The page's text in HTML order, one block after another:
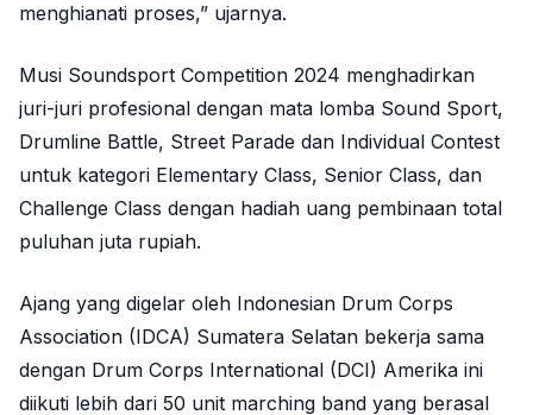
menghianati proses,” ujarnya.
Musi Soundsport Competition 2024 menghadirkan
juri-juri profesional dengan mata lomba Sound Sport,
Drumline Battle, Street Parade dan Individual Contest
untuk kategori Elementary Class, Senior Class, dan
Challenge Class dengan hadiah uang pembinaan total
puluhan juta rupiah.
Ajang yang digelar oleh Indonesian Drum Corps
Association (IDCA) Sumatera Selatan bekerja sama
dengan Drum Corps International (DCI) Amerika ini
diikuti lebih dari 50 unit marching band yang berasal